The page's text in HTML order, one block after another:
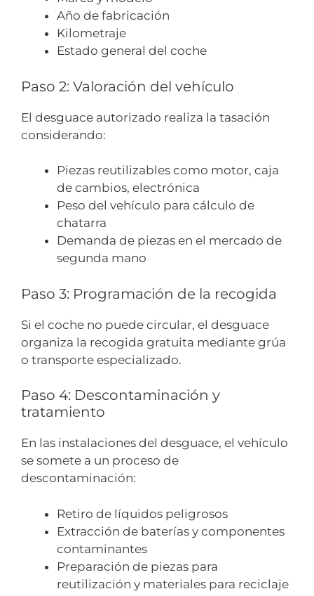
Año de fabricación
Kilometraje
Estado general del coche
Paso 2: Valoración del vehículo
El desguace autorizado realiza la tasación
considerando:
Piezas reutilizables como motor, caja
de cambios, electrónica
Peso del vehículo para cálculo de
chatarra
Demanda de piezas en el mercado de
segunda mano
Paso 3: Programación de la recogida
Si el coche no puede circular, el desguace
organiza la recogida gratuita mediante grúa
o transporte especializado.
Paso 4: Descontaminación y
tratamiento
En las instalaciones del desguace, el vehículo
se somete a un proceso de
descontaminación:
Retiro de líquidos peligrosos
Extracción de baterías y componentes
contaminantes
Preparación de piezas para
reutilización y materiales para reciclaje